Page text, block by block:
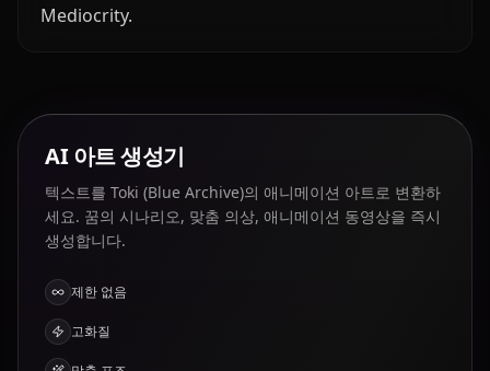
Mediocrity.
AI 아트 생성기
텍스트를 Toki (Blue Archive)의 애니메이션 아트로 변환하
세요. 꿈의 시나리오, 맞춤 의상, 애니메이션 동영상을 즉시
생성합니다.
제한 없음
고화질